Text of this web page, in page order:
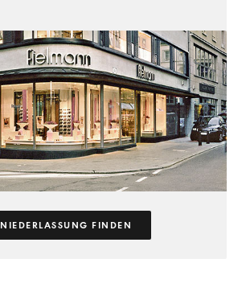
NIEDERLASSUNG FINDEN